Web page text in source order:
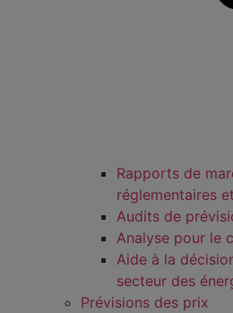
Rapports de
réglementaires
Audits de
Analyse pour le
Aide à la
secteur des
Prévisions des prix